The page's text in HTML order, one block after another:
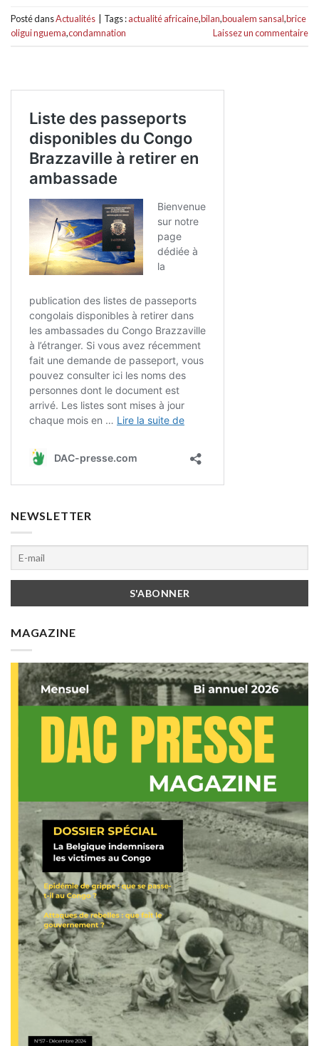
Posté dansActualités Tags :actualité africaine,bilan,boualem sansal,brice
oligui nguema,condamnation Laissez un commentaire
NEWSLETTER
MAGAZINE